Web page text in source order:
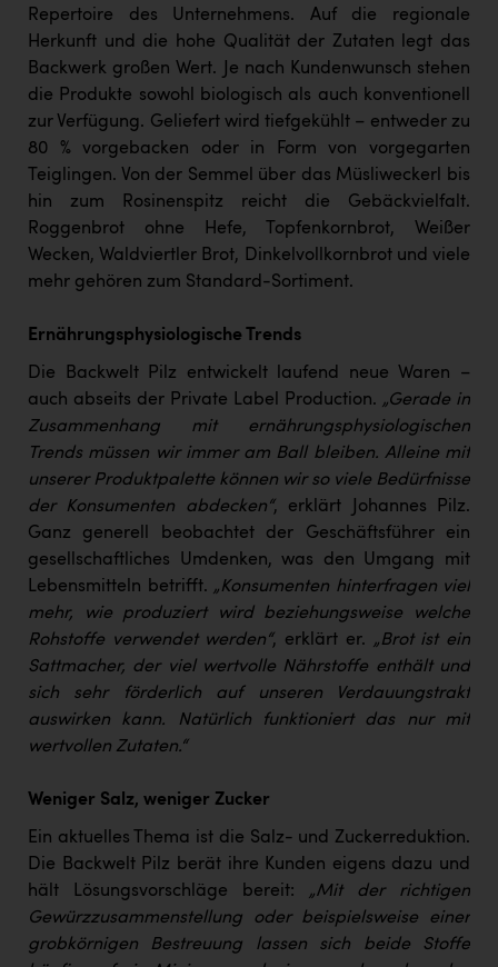
TGW Logistics
TRAILOMAT & Cycling Austria
VERITAS
Vier Diamanten
Vorlagenportal
Wir besiegen Krebs
Wirtschaftskammer OÖ
ZULuft - Zukunft Luft Austria
Österreichisches Hebammengremium
Wirtschaftskammer OÖ Energiehandel
Dopgas
kunden basics
kontakt
Repertoire des Unternehmens. Auf die regionale
Herkunft und die hohe Qualität der Zutaten legt das
Backwerk großen Wert. Je nach Kundenwunsch stehen
die Produkte sowohl biologisch als auch konventionell
zur Verfügung. Geliefert wird tiefgekühlt – entweder zu
80 % vorgebacken oder in Form von vorgegarten
Teiglingen. Von der Semmel über das Müsliweckerl bis
hin zum Rosinenspitz reicht die Gebäckvielfalt.
Roggenbrot ohne Hefe, Topfenkornbrot, Weißer
Wecken, Waldviertler Brot, Dinkelvollkornbrot und viele
mehr gehören zum Standard-Sortiment.
Ernährungsphysiologische Trends
Die Backwelt Pilz entwickelt laufend neue Waren –
auch abseits der Private Label Production. „Gerade in
Zusammenhang mit ernährungsphysiologischen
Trends müssen wir immer am Ball bleiben. Alleine mit
unserer Produktpalette können wir so viele Bedürfnisse
der Konsumenten abdecken“, erklärt Johannes Pilz.
Ganz generell beobachtet der Geschäftsführer ein
gesellschaftliches Umdenken, was den Umgang mit
Lebensmitteln betrifft. „Konsumenten hinterfragen viel
mehr, wie produziert wird beziehungsweise welche
Rohstoffe verwendet werden“, erklärt er. „Brot ist ein
Sattmacher, der viel wertvolle Nährstoffe enthält und
sich sehr förderlich auf unseren Verdauungstrakt
auswirken kann. Natürlich funktioniert das nur mit
wertvollen Zutaten.“
Weniger Salz, weniger Zucker
Ein aktuelles Thema ist die Salz- und Zuckerreduktion.
Die Backwelt Pilz berät ihre Kunden eigens dazu und
hält Lösungsvorschläge bereit: „Mit der richtigen
Gewürzzusammenstellung oder beispielsweise einer
grobkörnigen Bestreuung lassen sich beide Stoffe